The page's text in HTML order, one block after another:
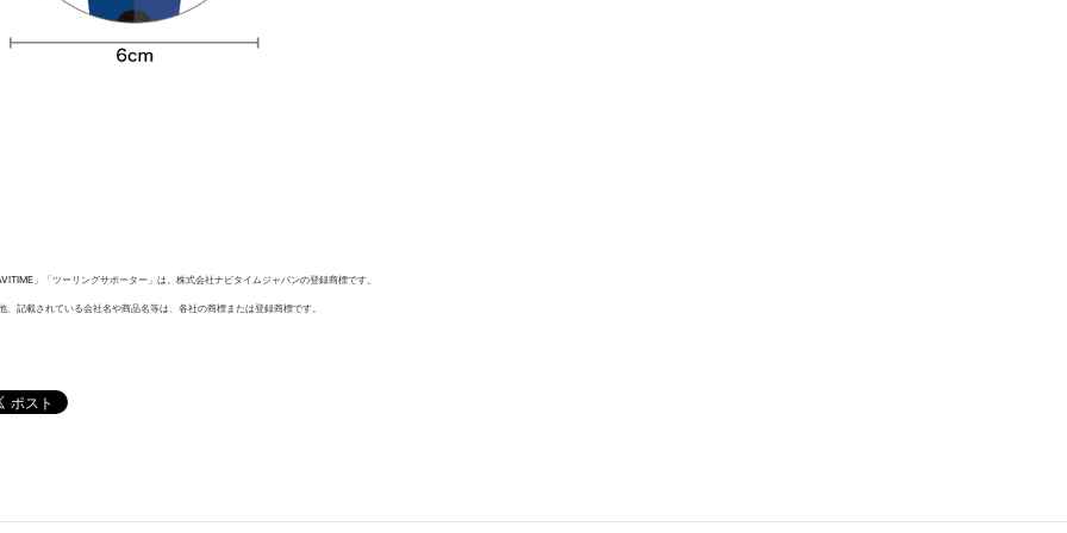
」「ツーリングサポーター」は、株式会社ナビタイムジャパンの登録商標です。
、記載されている会社名や商品名等は、各社の商標または登録商標です。